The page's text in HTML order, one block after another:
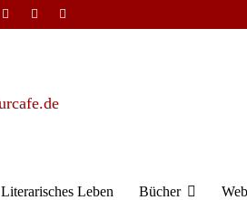
Literarisches Leben Bücher